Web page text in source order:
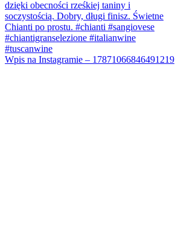
Wpis na Instagramie – 17871066846491219